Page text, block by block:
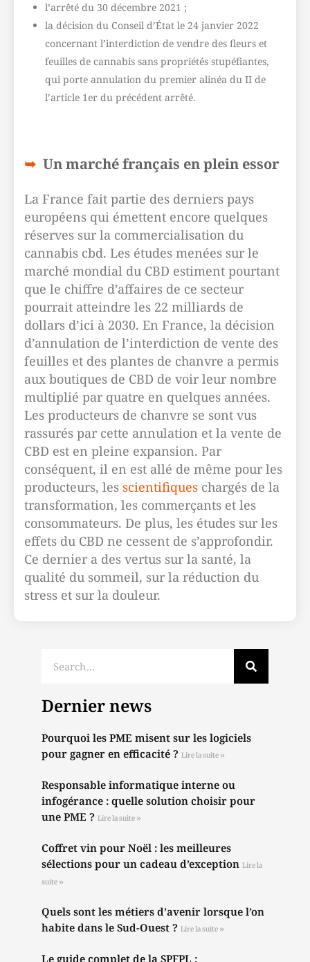
l’arrêté du 30 décembre 2021 ;
la décision du Conseil d’État le 24 janvier 2022
concernant l’interdiction de vendre des fleurs et
feuilles de cannabis sans propriétés stupéfiantes,
qui porte annulation du premier alinéa du II de
l’article 1er du précédent arrêté.
Un marché français en plein essor
La France fait partie des derniers pays
européens qui émettent encore quelques
réserves sur la commercialisation du
cannabis cbd. Les études menées sur le
marché mondial du CBD estiment pourtant
que le chiffre d’affaires de ce secteur
pourrait atteindre les 22 milliards de
dollars d’ici à 2030. En France, la décision
d’annulation de l’interdiction de vente des
feuilles et des plantes de chanvre a permis
aux boutiques de CBD de voir leur nombre
multiplié par quatre en quelques années.
Les producteurs de chanvre se sont vus
rassurés par cette annulation et la vente de
CBD est en pleine expansion. Par
conséquent, il en est allé de même pour les
producteurs, les scientifiques chargés de la
transformation, les commerçants et les
consommateurs. De plus, les études sur les
effets du CBD ne cessent de s’approfondir.
Ce dernier a des vertus sur la santé, la
qualité du sommeil, sur la réduction du
stress et sur la douleur.
Dernier news
Pourquoi les PME misent sur les logiciels
pour gagner en efficacité ? Lire la suite »
Responsable informatique interne ou
infogérance : quelle solution choisir pour
une PME ? Lire la suite »
Coffret vin pour Noël : les meilleures
sélections pour un cadeau d’exception Lire la
suite »
Quels sont les métiers d’avenir lorsque l’on
habite dans le Sud-Ouest ? Lire la suite »
Le guide complet de la SPFPL :